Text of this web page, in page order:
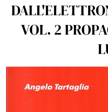
VOL. 2